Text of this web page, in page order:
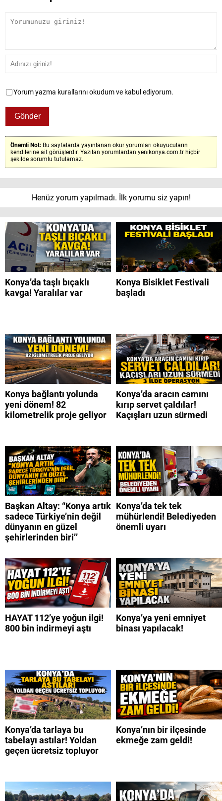
Yorum yazma kurallarını okudum ve kabul ediyorum.
Önemli Not: Bu sayfalarda yayınlanan okur yorumları okuyucuların
kendilerine ait görüşlerdir. Yazılan yorumlardan yenikonya.com.tr hiçbir
şekilde sorumlu tutulamaz.
Henüz yorum yapılmadı. İlk yorumu siz yapın!
Konya’da taşlı bıçaklı
kavga! Yaralılar var
Konya Bisiklet Festivali
başladı
Konya bağlantı yolunda
yeni dönem! 82
kilometrelik proje geliyor
Konya’da aracın camını
kırıp servet çaldılar!
Kaçışları uzun sürmedi
Başkan Altay: “Konya artık
sadece Türkiye’nin değil
dünyanın en güzel
şehirlerinden biri’’
Konya’da tek tek
mühürlendi! Belediyeden
önemli uyarı
HAYAT 112’ye yoğun ilgi!
800 bin indirmeyi aştı
Konya’ya yeni emniyet
binası yapılacak!
Konya’da tarlaya bu
tabelayı astılar! Yoldan
geçen ücretsiz topluyor
Konya’nın bir ilçesinde
ekmeğe zam geldi!